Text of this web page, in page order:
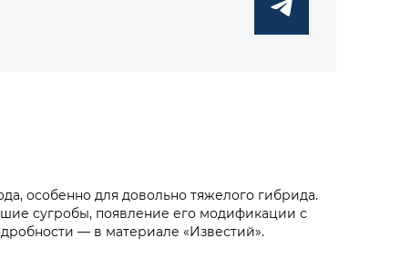
особенно для довольно тяжелого гибрида.
сугробы, появление его модификации с
— в материале «Известий».